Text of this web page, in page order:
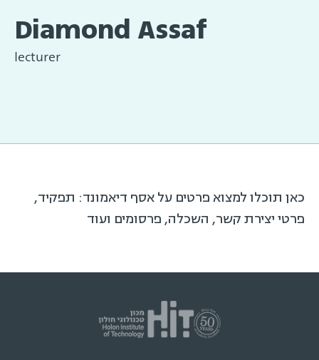
Diamond Assaf
lecturer
כאן תוכלו למצוא פרטים על אסף דיאמונד: תפקיד,
פרטי יצירת קשר, השכלה, פרסומים ועוד